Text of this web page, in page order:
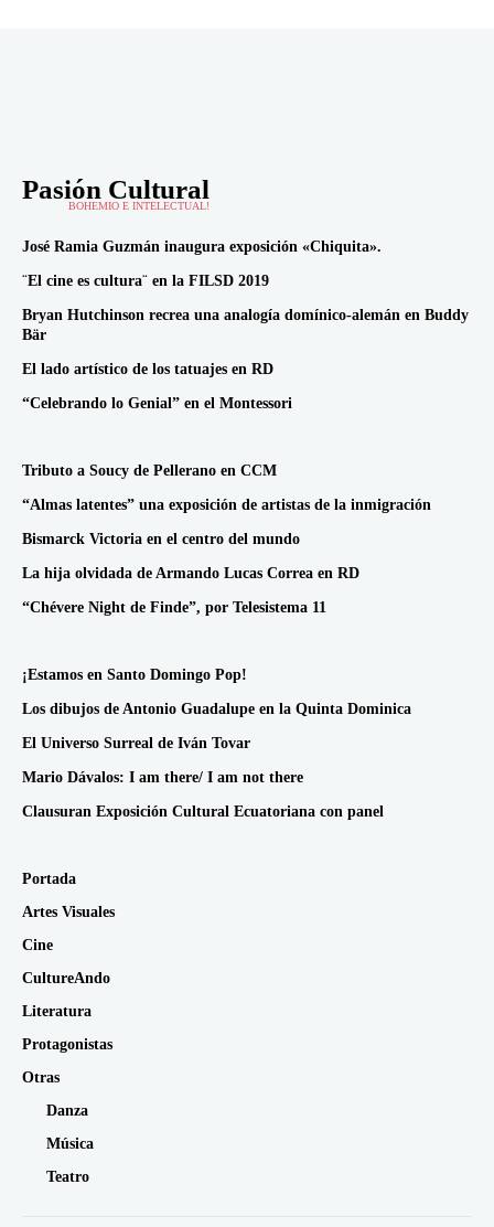
Pasión Cultural
BOHEMIO E INTELECTUAL!
José Ramia Guzmán inaugura exposición «Chiquita».
¨El cine es cultura¨ en la FILSD 2019
Bryan Hutchinson recrea una analogía domínico-alemán en Buddy
Bär
El lado artístico de los tatuajes en RD
“Celebrando lo Genial” en el Montessori
Tributo a Soucy de Pellerano en CCM
“Almas latentes” una exposición de artistas de la inmigración
Bismarck Victoria en el centro del mundo
La hija olvidada de Armando Lucas Correa en RD
“Chévere Night de Finde”, por Telesistema 11
¡Estamos en Santo Domingo Pop!
Los dibujos de Antonio Guadalupe en la Quinta Dominica
El Universo Surreal de Iván Tovar
Mario Dávalos: I am there/ I am not there
Clausuran Exposición Cultural Ecuatoriana con panel
Portada
Artes Visuales
Cine
CultureAndo
Literatura
Protagonistas
Otras
Danza
Música
Teatro